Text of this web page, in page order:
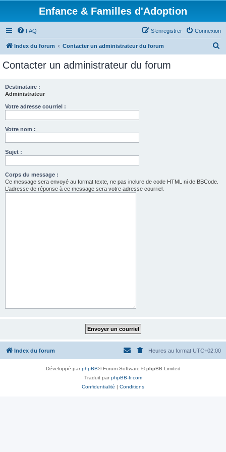
Enfance & Familles d'Adoption
FAQ Connexion
S’enregistrer
Index du forum Contacter un administrateur du forum
Contacter un administrateur du forum
Destinataire :
Administrateur
Votre adresse courriel :
Votre nom :
Sujet :
Corps du message :
Ce message sera envoyé au format texte, ne pas inclure de code HTML ni de BBCode.
L’adresse de réponse à ce message sera votre adresse courriel.
Index du forum Heures au format UTC+02:00
Développé parphpBB® Forum Software © phpBB Limited
Traduit parphpBB-fr.com
Confidentialité | Conditions